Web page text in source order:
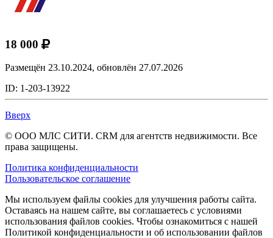
18 000
Размещён 23.10.2024, обновлён 27.07.2026
ID: 1-203-13922
Вверх
© ООО МЛС СИТИ. CRM для агентств недвижимости. Все
права защищены.
Политика конфиденциальности
Пользовательское соглашение
Мы используем файлы cookies для улучшения работы сайта.
Оставаясь на нашем сайте, вы соглашаетесь с условиями
использования файлов cookies. Чтобы ознакомиться с нашей
Политикой конфиденциальности и об использовании файлов